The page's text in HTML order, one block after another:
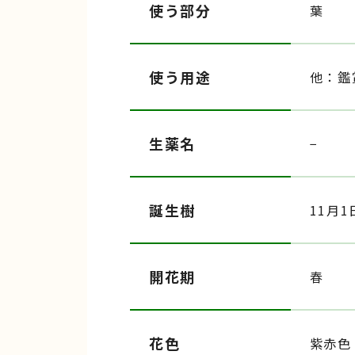
使う部分 葉
使う用途 他：
生薬名 −
誕生樹 11月1
開花期 春
花色 紫赤色